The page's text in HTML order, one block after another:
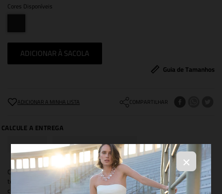
×
Cores Disponíveis
ADICIONAR À SACOLA
Guia de Tamanhos
COMPARTILHAR
Chaveiro exclusivo NIINI Sport Club composto por charms inspirados em
tênis, esqui e náutica, é o acessório perfeito para bolsas, mochilas ou
chaves.